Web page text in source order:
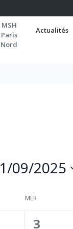
MSH
Paris
Nord
Actualités
09/2025
MER
0
3